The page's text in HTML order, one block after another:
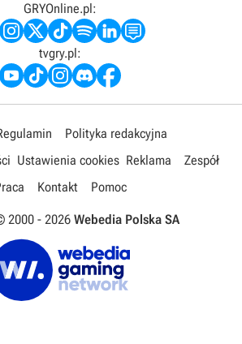
GRYOnline.pl:
tvgry.pl:
Polityka redakcyjna
Ustawienia cookies Reklama
Zespół
Kontakt Pomoc
2000 - 2026 Webedia Polska SA